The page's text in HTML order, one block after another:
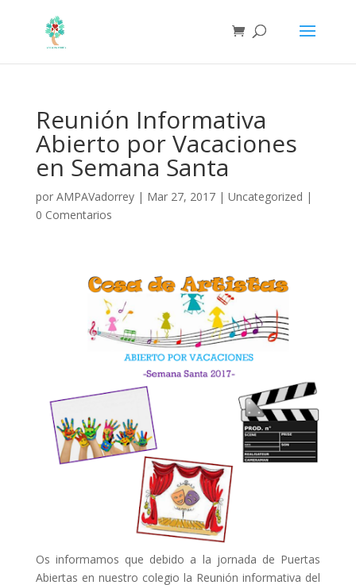
Reunión Informativa
Abierto por Vacaciones
en Semana Santa
por AMPAVadorrey| Mar 27, 2017| Uncategorized |
0 Comentarios
Os informamos que debido a la jornada de Puertas
Abiertas en nuestro colegio la Reunión informativa del